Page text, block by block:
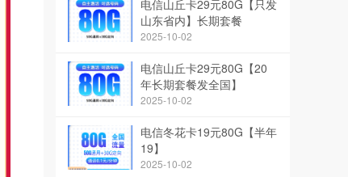
电信山丘卡29元80G【只发
山东省内】长期套餐
2025-10-02
电信山丘卡29元80G【20
年长期套餐发全国】
2025-10-02
电信冬花卡19元80G【半年
19】
2025-10-02